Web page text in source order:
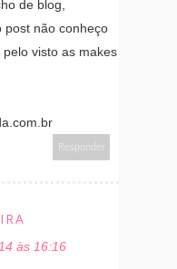
de blog,
post não conheço
visto as makes
Responder
às 16:16